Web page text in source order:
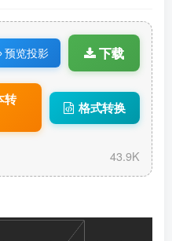
预览投影 下载
转
格式转换
43.9K